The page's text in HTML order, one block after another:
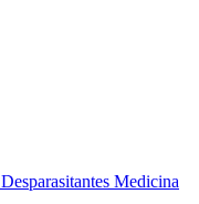
Desparasitantes Medicina